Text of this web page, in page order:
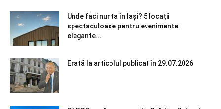
Unde faci nunta în Iași? 5 locații
spectaculoase pentru evenimente
elegante...
Erată la articolul publicat în 29.07.2026